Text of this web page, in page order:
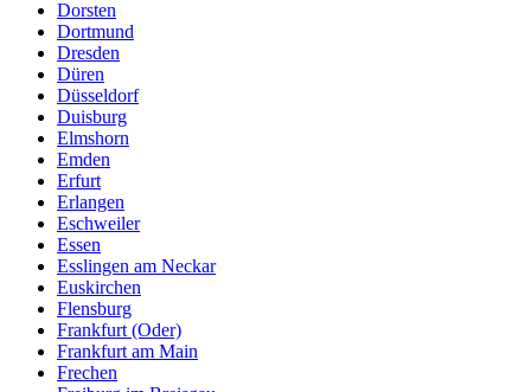
Dorsten
Dortmund
Dresden
Düren
Düsseldorf
Duisburg
Elmshorn
Emden
Erfurt
Erlangen
Eschweiler
Essen
Esslingen am Neckar
Euskirchen
Flensburg
Frankfurt (Oder)
Frankfurt am Main
Frechen